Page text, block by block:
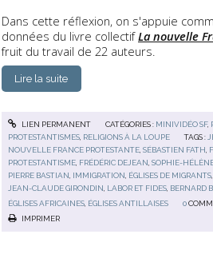
Dans cette réflexion, on s'appuie
données du livre collectifLa nouvelle
fruit du travail de 22 auteurs.
Lire la suite
LIEN PERMANENT CATÉGORIES : MINIVIDÉO SF,
PROTESTANTISMES, RELIGIONS À LA LOUPE TAGS :
NOUVELLE FRANCE PROTESTANTE,SÉBASTIEN FATH,
PROTESTANTISME, FRÉDÉRIC DEJEAN,SOPHIE-
PIERRE BASTIAN, IMMIGRATION, ÉGLISES DE MIGRANTS
JEAN-CLAUDE GIRONDIN, LABOR ET FIDES, BERNARD
ÉGLISES AFRICAINES ÉGLISES ANTILLAISES 0
IMPRIMER